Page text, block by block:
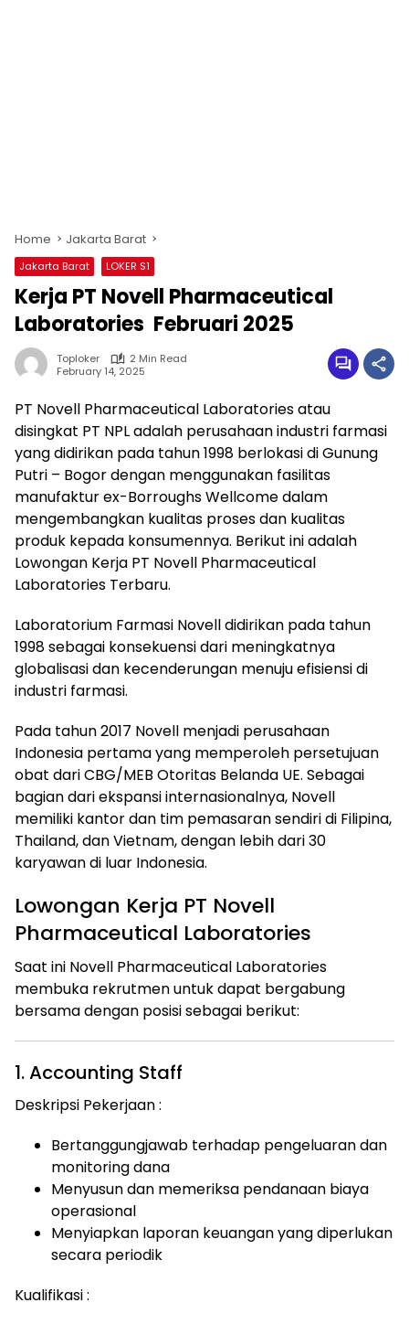
Home Jakarta Barat
Jakarta Barat LOKER S1
Kerja PT Novell Pharmaceutical
Laboratories Februari 2025
Toploker
2 Min Read
February 14, 2025
PT Novell Pharmaceutical Laboratories atau
disingkat PT NPL adalah perusahaan industri farmasi
yang didirikan pada tahun 1998 berlokasi di Gunung
Putri – Bogor dengan menggunakan fasilitas
manufaktur ex-Borroughs Wellcome dalam
mengembangkan kualitas proses dan kualitas
produk kepada konsumennya. Berikut ini adalah
Lowongan Kerja PT Novell Pharmaceutical
Laboratories Terbaru.
Laboratorium Farmasi Novell didirikan pada tahun
1998 sebagai konsekuensi dari meningkatnya
globalisasi dan kecenderungan menuju efisiensi di
industri farmasi.
Pada tahun 2017 Novell menjadi perusahaan
Indonesia pertama yang memperoleh persetujuan
obat dari CBG/MEB Otoritas Belanda UE. Sebagai
bagian dari ekspansi internasionalnya, Novell
memiliki kantor dan tim pemasaran sendiri di Filipina,
Thailand, dan Vietnam, dengan lebih dari 30
karyawan di luar Indonesia.
Lowongan Kerja PT Novell
Pharmaceutical Laboratories
Saat ini Novell Pharmaceutical Laboratories
membuka rekrutmen untuk dapat bergabung
bersama dengan posisi sebagai berikut:
1. Accounting Staff
Deskripsi Pekerjaan :
Bertanggungjawab terhadap pengeluaran dan
monitoring dana
Menyusun dan memeriksa pendanaan biaya
operasional
Menyiapkan laporan keuangan yang diperlukan
secara periodik
Kualifikasi :